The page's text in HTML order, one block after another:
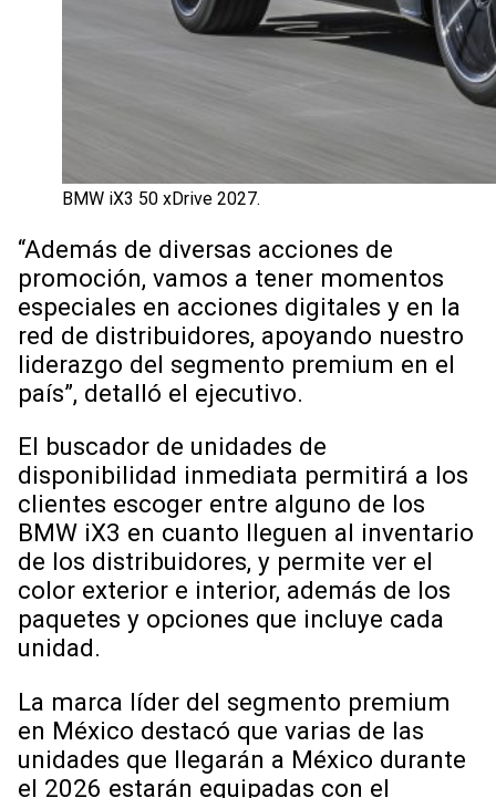
BMW iX3 50 xDrive 2027.
“Además de diversas acciones de
promoción, vamos a tener momentos
especiales en acciones digitales y en la
red de distribuidores, apoyando nuestro
liderazgo del segmento premium en el
país”, detalló el ejecutivo.
El buscador de unidades de
disponibilidad inmediata permitirá a los
clientes escoger entre alguno de los
BMW iX3 en cuanto lleguen al inventario
de los distribuidores, y permite ver el
color exterior e interior, además de los
paquetes y opciones que incluye cada
unidad.
La marca líder del segmento premium
en México destacó que varias de las
unidades que llegarán a México durante
el 2026 estarán equipadas con el